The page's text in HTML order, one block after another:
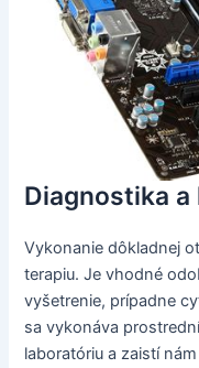
Diagnostika a
Vykonanie dôkladnej
terapiu. Je vhodné
vyšetrenie, prípadne
sa vykonáva
laboratóriu a zaistí